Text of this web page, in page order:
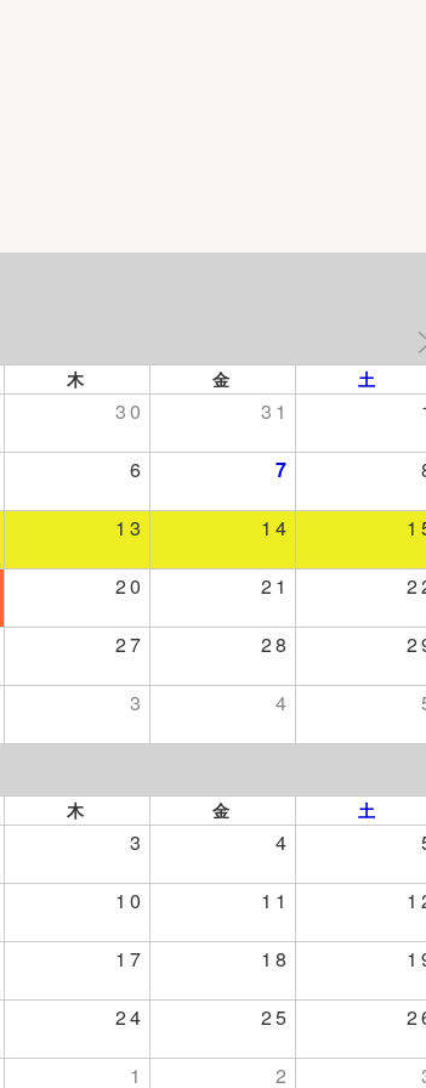
木 金 土
30 31
6 7
13 14
20 21
27 28
3 4
木 金 土
3 4
10 11
17 18
24 25
1 2